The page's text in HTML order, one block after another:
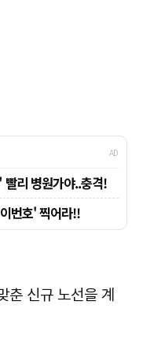
춘 신규 노선을 계